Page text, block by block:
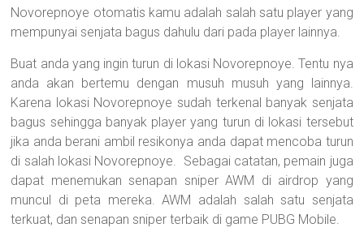
Novorepnoye otomatis kamu adalah salah satu player yang
mempunyai senjata bagus dahulu dari pada player lainnya.
Buat anda yang ingin turun di lokasi Novorepnoye. Tentu nya
anda akan bertemu dengan musuh musuh yang lainnya.
Karena lokasi Novorepnoye sudah terkenal banyak senjata
bagus sehingga banyak player yang turun di lokasi tersebut
jika anda berani ambil resikonya anda dapat mencoba turun
di salah lokasi Novorepnoye. Sebagai catatan, pemain juga
dapat menemukan senapan sniper AWM di airdrop yang
muncul di peta mereka. AWM adalah salah satu senjata
terkuat, dan senapan sniper terbaik di game PUBG Mobile.